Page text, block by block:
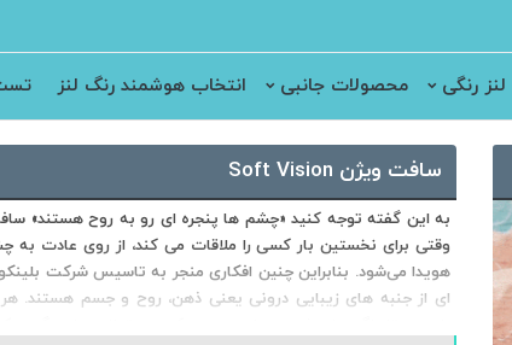
لنز رنگی محصولات جانبی انتخاب هوشمند رنگ لنز
سافت ویژن Soft Vision
به این گفته توجه کنید «چشم ها پنجره ای رو به روح هستند»
وقتی برای نخستین بار کسی را ملاقات می کند، از روی عادت
هویدا می‌شود. بنابراین چنین افکاری منجر به تاسیس شرکت
ای از جنبه های زیبایی درونی یعنی ذهن، روح و جسم هستند. هر